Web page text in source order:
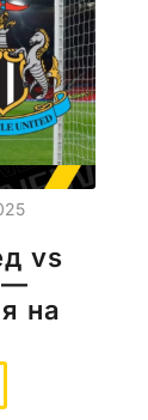
vs
—
на